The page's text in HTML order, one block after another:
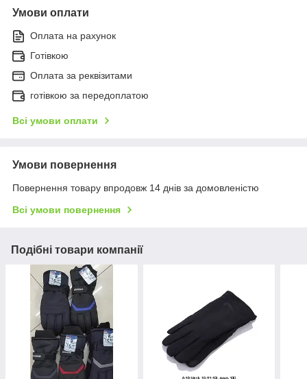
Умови оплати
Оплата на рахунок
Готівкою
Оплата за реквізитами
готівкою за передоплатою
Всі умови оплати
Умови повернення
Повернення товару впродовж 14 днів за домовленістю
Всі умови повернення
Подібні товари компанії